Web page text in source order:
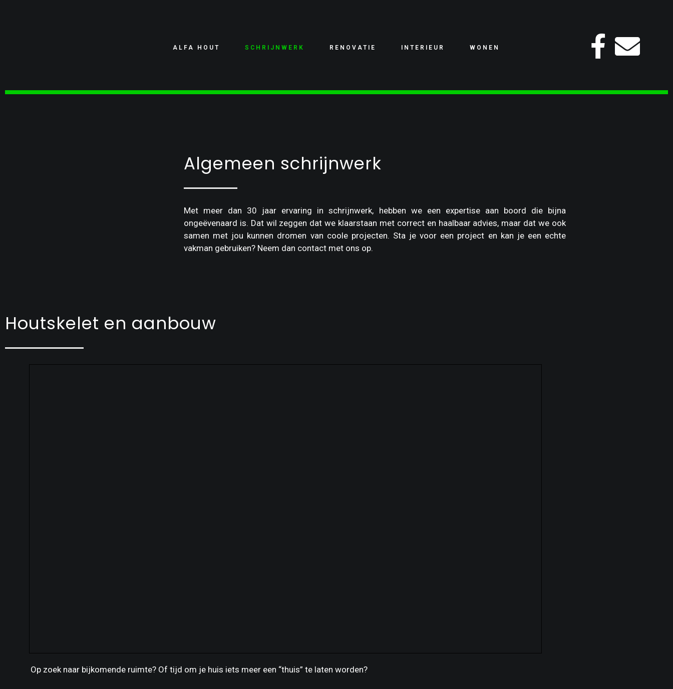
ALFA HOUT SCHRIJNWERK RENOVATIE INTERIEUR WONEN
Algemeen schrijnwerk
Met meer dan 30 jaar ervaring in schrijnwerk, hebben we een expertise aan boord die bijna
ongeëvenaard is. Dat wil zeggen dat we klaarstaan met correct en haalbaar advies, maar dat we ook
samen met jou kunnen dromen van coole projecten. Sta je voor een project en kan je een echte
vakman gebruiken? Neem dan contact met ons op.
Houtskelet en aanbouw
Op zoek naar bijkomende ruimte? Of tijd om je huis iets meer een “thuis” te laten worden?